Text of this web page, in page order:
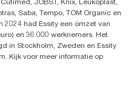
Saba, Tempo, TOM Organic en
2024 had Essity een omzet van
en 36.000 werknemers. Het
in Stockholm, Zweden en Essity
Kijk voor meer informatie op